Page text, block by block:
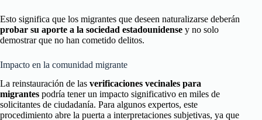
Esto significa que los migrantes que deseen naturalizarse deberán
probar su aporte a la sociedad estadounidense y no solo
demostrar que no han cometido delitos.
Impacto en la comunidad migrante
La reinstauración de las verificaciones vecinales para
migrantes podría tener un impacto significativo en miles de
solicitantes de ciudadanía. Para algunos expertos, este
procedimiento abre la puerta a interpretaciones subjetivas, ya que